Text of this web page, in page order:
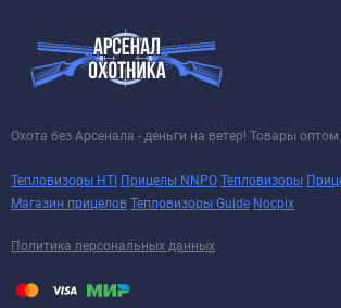
Охота без Арсенала - деньги на ветер! Товары
Тепловизоры HTI Прицелы NNPO Тепловизоры
Магазин прицелов Тепловизоры Guide Nocpix
Политика персональных данных